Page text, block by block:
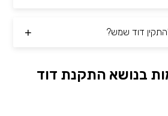
דוד שמש?
בנושא התקנת דוד